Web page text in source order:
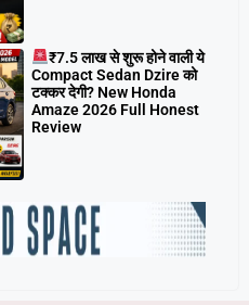
₹7.5 लाख से शुरू होने वाली ये
Compact Sedan Dzire को
टक्कर देगी? New Honda
Amaze 2026 Full Honest
Review